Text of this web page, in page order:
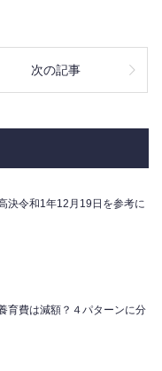
次の記事
決令和1年12月19日を参考に
育費は減額？４パターンに分